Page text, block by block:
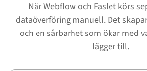
När Webflow och Faslet körs
dataöverföring manuell. Det
och en sårbarhet som ökar med
lägger till.